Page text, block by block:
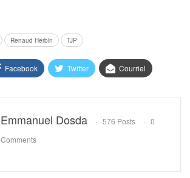
Renaud Herbin TJP
Facebook Twitter Courriel
Emmanuel Dosda 576 Posts
0
Comments